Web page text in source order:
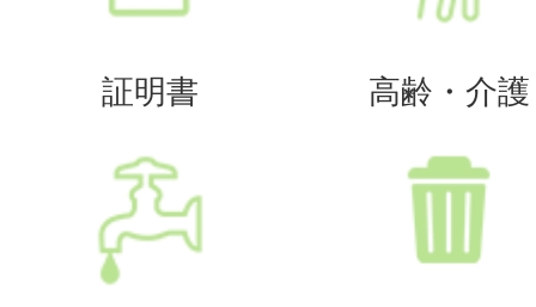
証明書 高齢・介護